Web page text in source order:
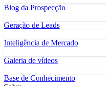
Blog da Prospecção
Geração de Leads
Inteligência de Mercado
Galeria de vídeos
Base de Conhecimento